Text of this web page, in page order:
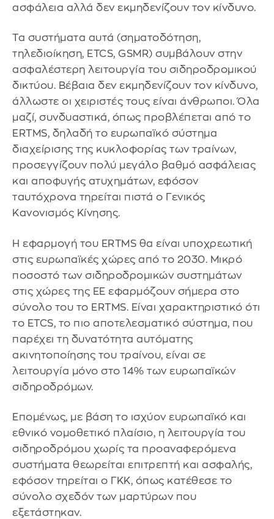
ασφάλεια αλλά δεν εκμηδενίζουν τον κίνδυνο.
Τα συστήματα αυτά (σηματοδότηση,
τηλεδιοίκηση, ETCS, GSMR) συμβάλουν στην
ασφαλέστερη λειτουργία του σιδηροδρομικού
δικτύου. Βέβαια δεν εκμηδενίζουν τον κίνδυνο,
άλλωστε οι χειριστές τους είναι άνθρωποι. Όλα
μαζί, συνδυαστικά, όπως προβλέπεται από το
ERTMS, δηλαδή το ευρωπαϊκό σύστημα
διαχείρισης της κυκλοφορίας των τραίνων,
προσεγγίζουν πολύ μεγάλο βαθμό ασφάλειας
και αποφυγής ατυχημάτων, εφόσον
ταυτόχρονα τηρείται πιστά ο Γενικός
Κανονισμός Κίνησης.
Η εφαρμογή του ERTMS θα είναι υποχρεωτική
στις ευρωπαϊκές χώρες από το 2030. Μικρό
ποσοστό των σιδηροδρομικών συστημάτων
στις χώρες της ΕΕ εφαρμόζουν σήμερα στο
σύνολο του το ERTMS. Είναι χαρακτηριστικό ότι
το ETCS, το πιο αποτελεσματικό σύστημα, που
παρέχει τη δυνατότητα αυτόματης
ακινητοποίησης του τραίνου, είναι σε
λειτουργία μόνο στο 14% των ευρωπαϊκών
σιδηροδρόμων.
Επομένως, με βάση το ισχύον ευρωπαϊκό και
εθνικό νομοθετικό πλαίσιο, η λειτουργία του
σιδηροδρόμου χωρίς τα προαναφερόμενα
συστήματα θεωρείται επιτρεπτή και ασφαλής,
εφόσον τηρείται ο ΓΚΚ, όπως κατέθεσε το
σύνολο σχεδόν των μαρτύρων που
εξετάστηκαν.